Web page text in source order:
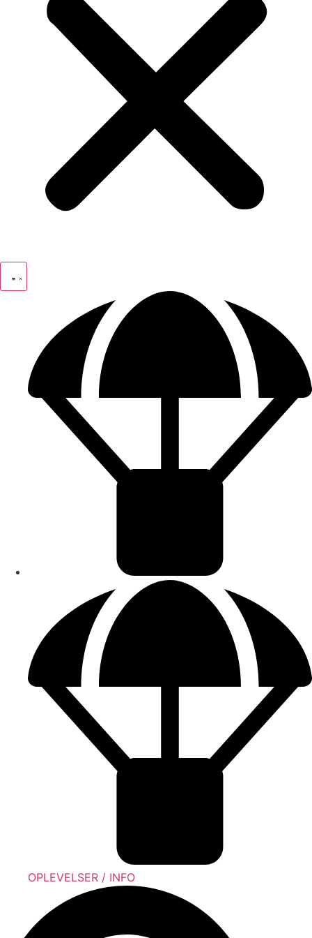
OPLEVELSER / INFO